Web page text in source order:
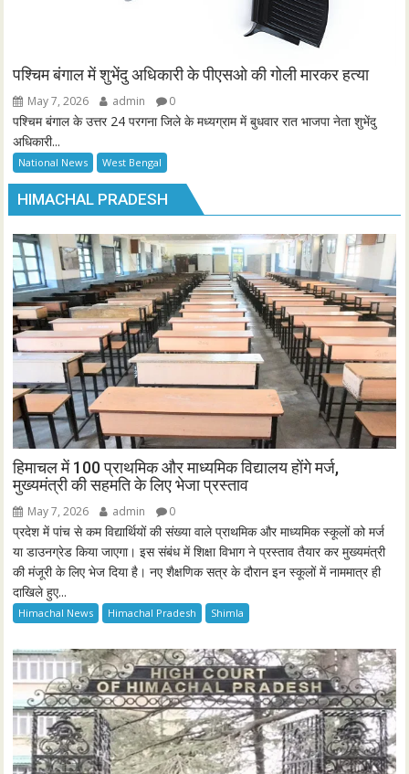
पश्चिम बंगाल में शुभेंदु अधिकारी के पीएसओ की गोली मारकर हत्या
May 7, 2026 admin 0
पश्चिम बंगाल के उत्तर 24 परगना जिले के मध्यग्राम में बुधवार रात भाजपा नेता शुभेंदु
अधिकारी...
National News West Bengal
HIMACHAL PRADESH
हिमाचल में 100 प्राथमिक और माध्यमिक विद्यालय होंगे मर्ज,
मुख्यमंत्री की सहमति के लिए भेजा प्रस्ताव
May 7, 2026 admin 0
प्रदेश में पांच से कम विद्यार्थियों की संख्या वाले प्राथमिक और माध्यमिक स्कूलों को मर्ज
या डाउनग्रेड किया जाएगा। इस संबंध में शिक्षा विभाग ने प्रस्ताव तैयार कर मुख्यमंत्री
की मंजूरी के लिए भेज दिया है। नए शैक्षणिक सत्र के दौरान इन स्कूलों में नाममात्र ही
दाखिले हुए...
Himachal News Himachal Pradesh Shimla